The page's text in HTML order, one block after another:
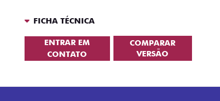
FICHA TÉCNICA
ENTRAR EM
CONTATO
COMPARAR
VERSÃO